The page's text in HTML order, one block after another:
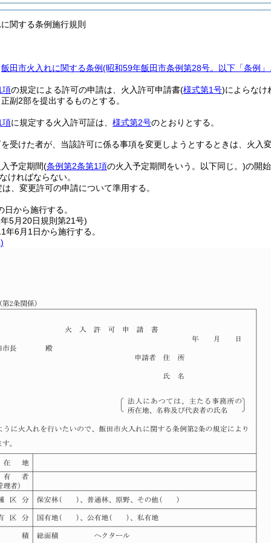
関する条例施行規則
飯田市火入れに関する条例(昭和59年飯田市条例第28号。以下「条例
項の規定による許可の申請は、火入許可申請書(様式第1号)によらなけ
副2部を提出するものとする。
項に規定する火入許可証は、 様式第2号のとおりとする。
受けた者が、当該許可に係る事項を変更しようとするときは、火入
予定期間(条例第2条第1項の火入予定期間をいう。以下同じ。)の開
ければならない。
、変更許可の申請について準用する。
日から施行する。
5月20日規則第21号)
年6月1日から施行する。